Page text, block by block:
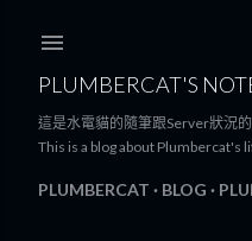
PLUMBERCAT'S
這是水電貓的隨筆跟Server狀況
This is a blog about
PLUMBERCAT BLOG